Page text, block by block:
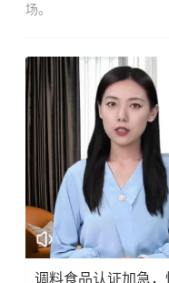
场。
调料食品认证加急，